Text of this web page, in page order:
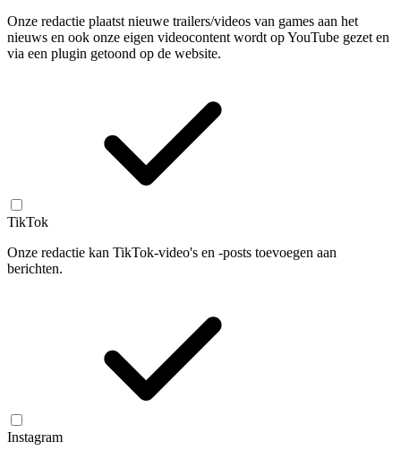
Onze redactie plaatst nieuwe trailers/videos van games aan het
nieuws en ook onze eigen videocontent wordt op YouTube gezet en
via een plugin getoond op de website.
TikTok
Onze redactie kan TikTok-video's en -posts toevoegen aan
berichten.
Instagram